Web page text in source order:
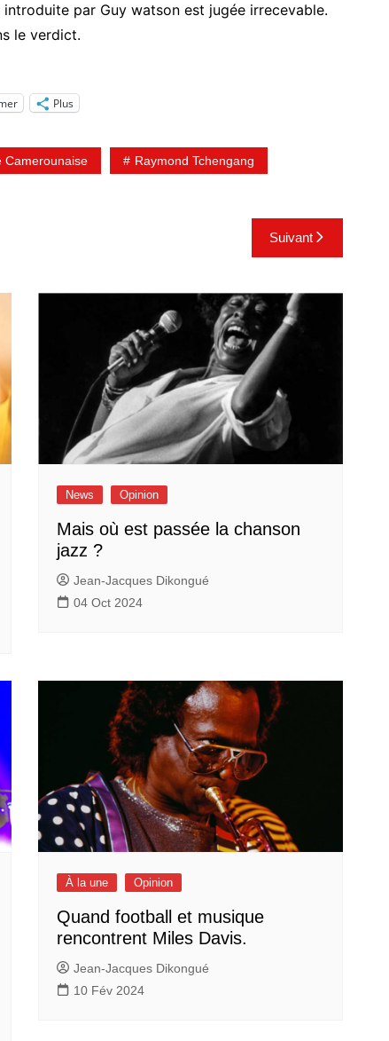
par Guy watson est jugée irrecevable.
le verdict.
Plus
Camerounaise Raymond Tchengang
Suivant
News Opinion
Mais où est passée la chanson
jazz ?
Jean-Jacques Dikongué
04 Oct 2024
À la une Opinion
Quand football et musique
rencontrent Miles Davis.
Jean-Jacques Dikongué
10 Fév 2024